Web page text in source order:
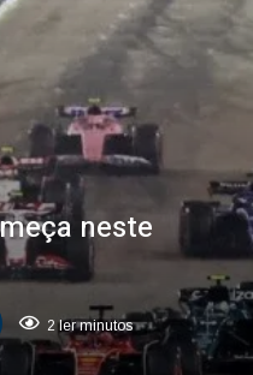
neste
2 ler minutos